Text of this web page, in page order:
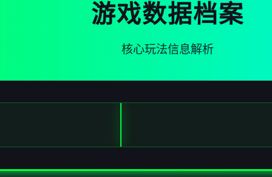
游戏数据档案
核心玩法信息解析